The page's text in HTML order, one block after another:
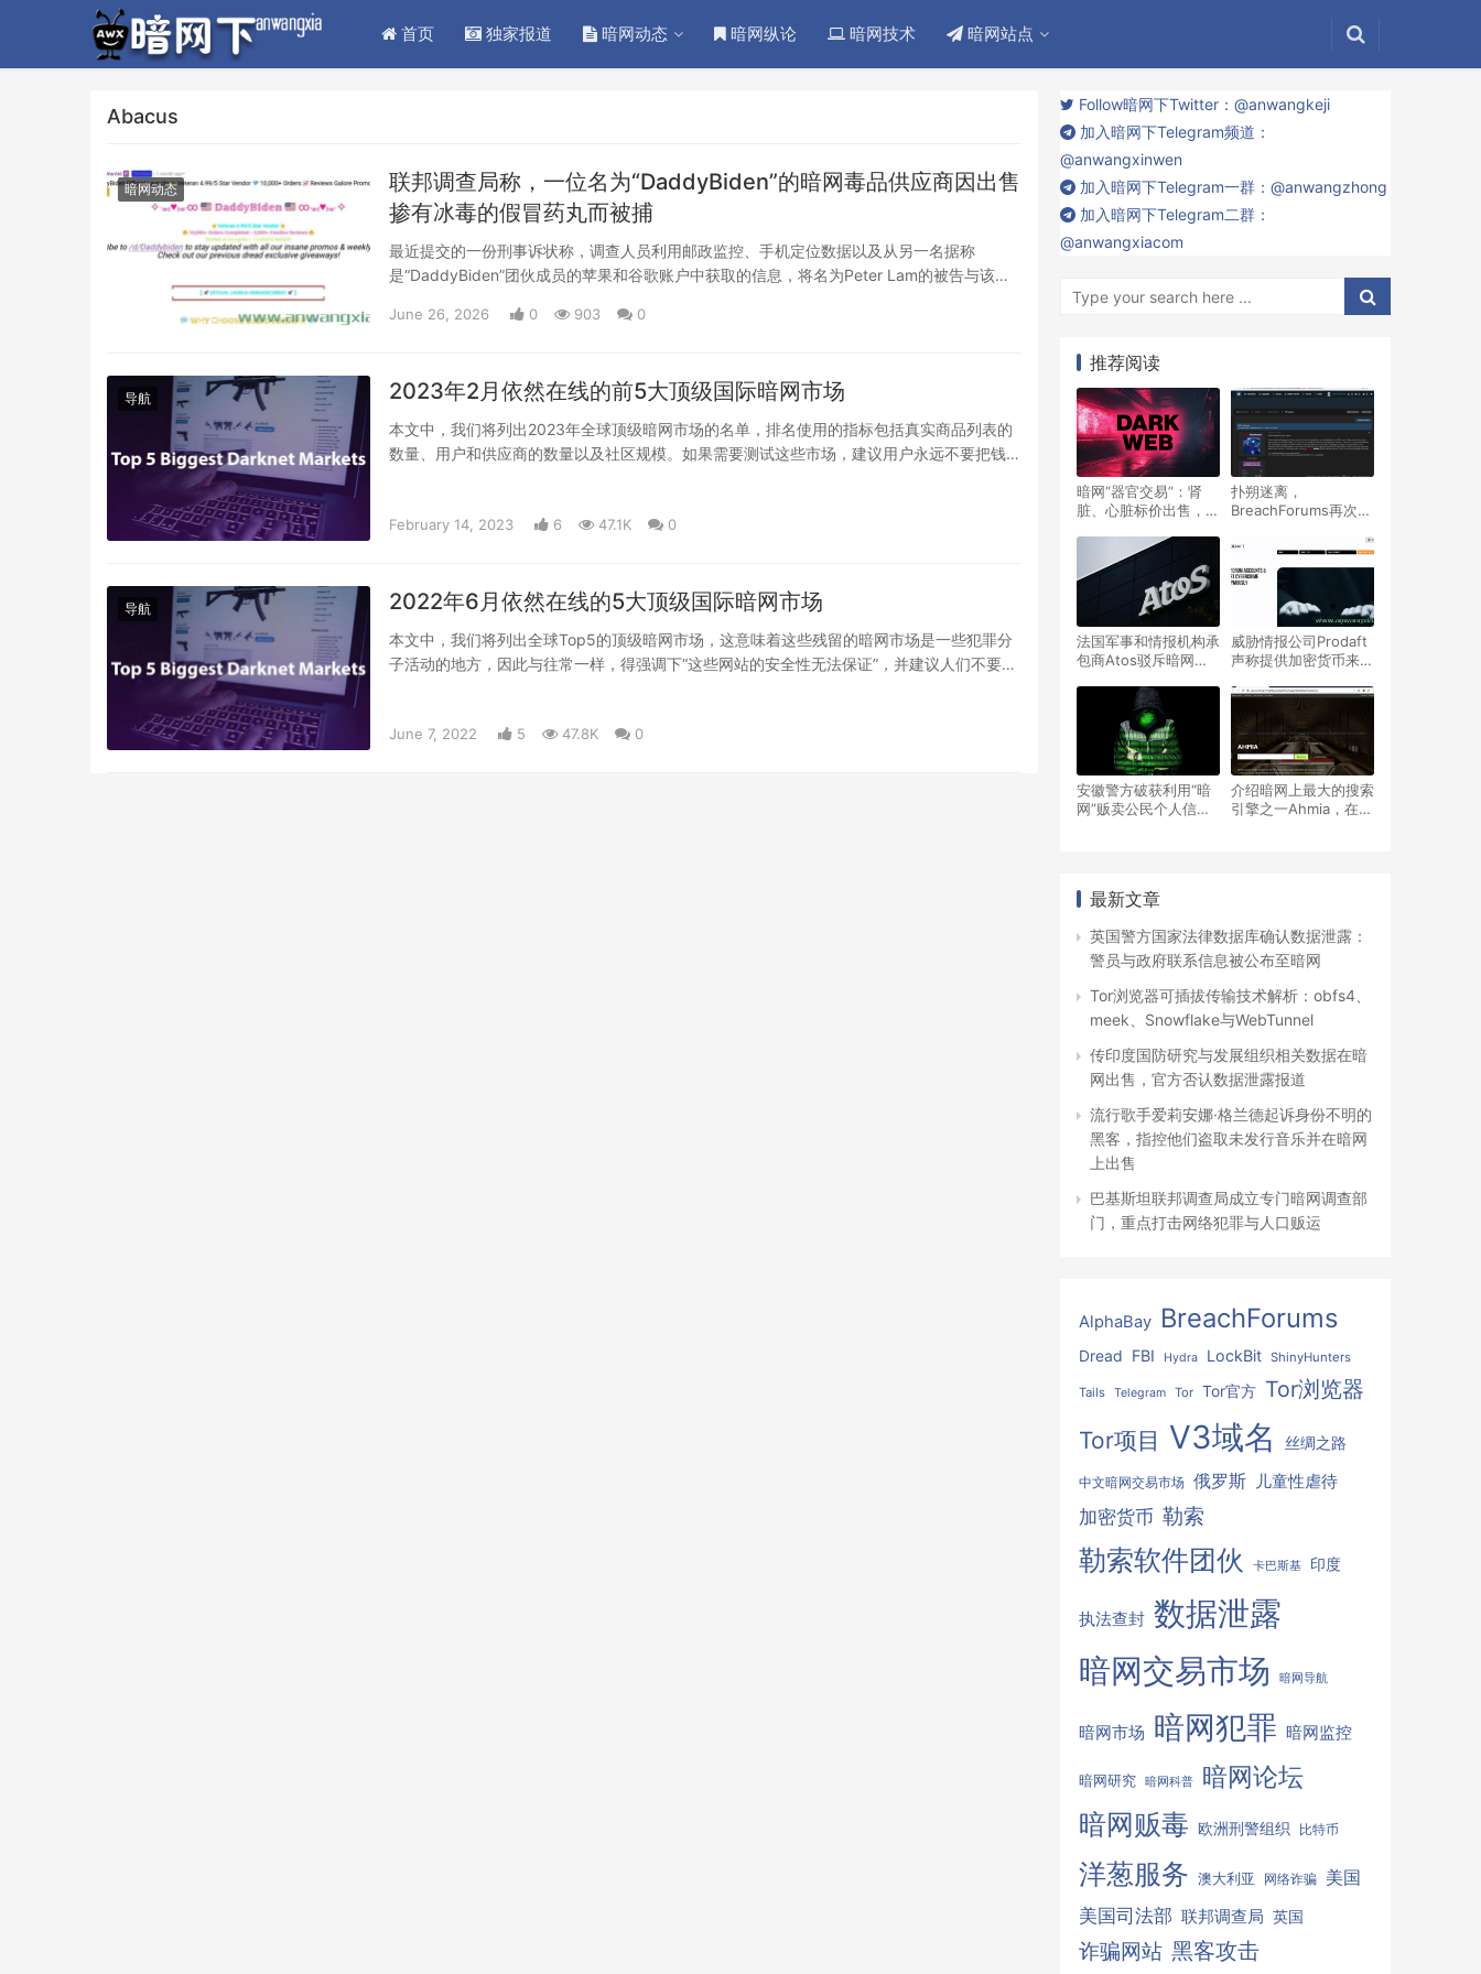
首页 独家报道 暗网动态 暗网纵论 暗网技术 暗网站点
Abacus
暗网动态
联邦调查局称，一位名为“DaddyBiden”的暗网毒品供应商因出售
掺有冰毒的假冒药丸而被捕
最近提交的一份刑事诉状称，调查人员利用邮政监控、手机定位数据以及从另一名据称
是“DaddyBiden”团伙成员的苹果和谷歌账户中获取的信息，将名为Peter Lam的被告与该团
June 26, 2026 0 903 0
导航 2023年2月依然在线的前5大顶级国际暗网市场
本文中，我们将列出2023年全球顶级暗网市场的名单，排名使用的指标包括真实商品列表的
数量、用户和供应商的数量以及社区规模。如果需要测试这些市场，建议用户永远不要把钱放
February 14, 2023 6 47.1K 0
导航 2022年6月依然在线的5大顶级国际暗网市场
本文中，我们将列出全球Top5的顶级暗网市场，这意味着这些残留的暗网市场是一些犯罪分
子活动的地方，因此与往常一样，得强调下“这些网站的安全性无法保证”，并建议人们不要在
June 7, 2022 5 47.8K 0
Follow暗网下Twitter：@anwangkeji
加入暗网下Telegram频道：
@anwangxinwen
加入暗网下Telegram一群：@anwangzhong
加入暗网下Telegram二群：
@anwangxiacom
推荐阅读
暗网“器官交易”：肾
脏、心脏标价出售，是
扑朔迷离，
BreachForums再次在
访问
法国军事和情报机构承
包商Atos驳斥暗网勒
威胁情报公司Prodaft
声称提供加密货币来购
户，目的是监视网络犯
罪分子
安徽警方破获利用“暗
网”贩卖公民个人信息
介绍暗网上最大的搜索
引擎之一Ahmia，在明
最新文章
英国警方国家法律数据库确认数据泄露：
警员与政府联系信息被公布至暗网
Tor浏览器可插拔传输技术解析：obfs4、
meek、Snowflake与WebTunnel
传印度国防研究与发展组织相关数据在暗
网出售，官方否认数据泄露报道
流行歌手爱莉安娜·格兰德起诉身份不明的
黑客，指控他们盗取未发行音乐并在暗网
上出售
巴基斯坦联邦调查局成立专门暗网调查部
门，重点打击网络犯罪与人口贩运
AlphaBay BreachForums
Dread FBI Hydra LockBit ShinyHunters
Tails Telegram Tor Tor官方 Tor浏览器
Tor项目 V3域名 丝绸之路
中文暗网交易市场 俄罗斯 儿童性虐待
加密货币 勒索
勒索软件团伙 卡巴斯基 印度
执法查封 数据泄露
暗网交易市场
暗网导航
暗网市场 暗网犯罪 暗网监控
暗网研究 暗网科普 暗网论坛
暗网贩毒 欧洲刑警组织 比特币
洋葱服务 澳大利亚 网络诈骗 美国
美国司法部 联邦调查局 英国
诈骗网站 黑客攻击